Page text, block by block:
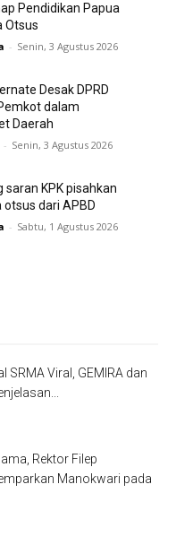
Pendidikan Papua
Otsus
- Senin, 3 Agustus 2026
Desak DPRD
dalam
Daerah
- Senin, 3 Agustus 2026
saran KPK pisahkan
dari APBD
- Sabtu, 1 Agustus 2026
SRMA Viral, GEMIRA dan
Rektor Filep
Manokwari pada